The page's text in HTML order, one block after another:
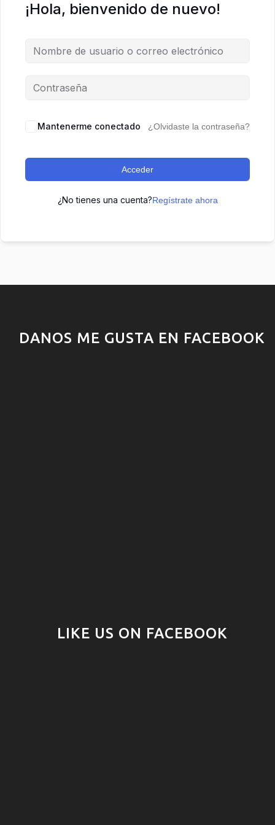
¡Hola, bienvenido de nuevo!
Mantenerme conectado ¿Olvidaste la contraseña?
Acceder
¿No tienes una cuenta?Regístrate ahora
DANOS ME GUSTA EN FACEBOOK
LIKE US ON FACEBOOK